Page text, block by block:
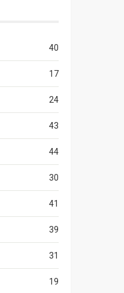
40
17
24
43
44
30
41
39
31
19